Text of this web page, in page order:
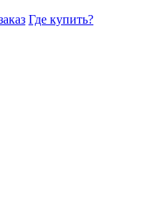
Где купить?